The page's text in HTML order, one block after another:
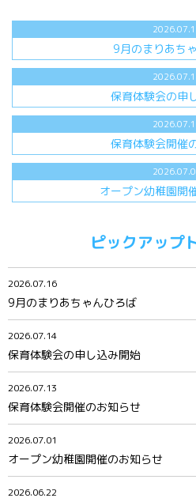
9月のまりあち
保育体験会の申
保育体験会開催
オープン幼稚園開
ピックアップ
2026.07.16
9月のまりあちゃんひろば
2026.07.14
保育体験会の申し込み開始
2026.07.13
保育体験会開催のお知らせ
2026.07.01
オープン幼稚園開催のお知らせ
2026.06.22